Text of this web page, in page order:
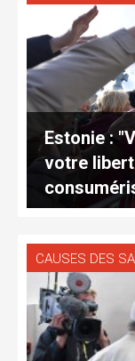
Estonie :
votre
de la soif
CAUSES DES